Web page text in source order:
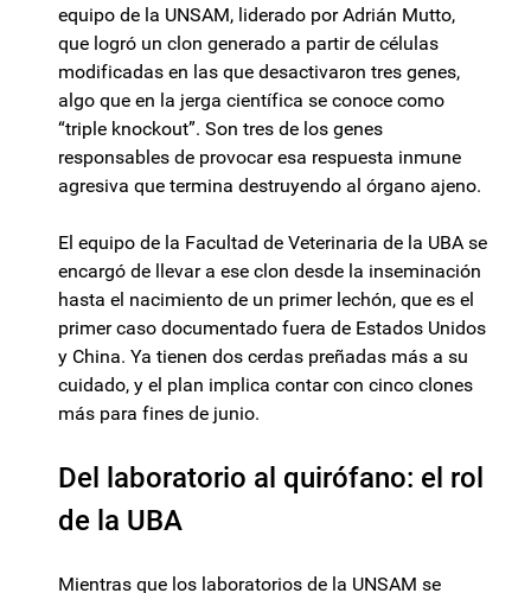
equipo de la UNSAM, liderado por Adrián Mutto,
que logró un clon generado a partir de células
modificadas en las que desactivaron tres genes,
algo que en la jerga científica se conoce como
“triple knockout”. Son tres de los genes
responsables de provocar esa respuesta inmune
agresiva que termina destruyendo al órgano ajeno.
El equipo de la Facultad de Veterinaria de la UBA se
encargó de llevar a ese clon desde la inseminación
hasta el nacimiento de un primer lechón, que es el
primer caso documentado fuera de Estados Unidos
y China. Ya tienen dos cerdas preñadas más a su
cuidado, y el plan implica contar con cinco clones
más para fines de junio.
Del laboratorio al quirófano: el rol
de la UBA
Mientras que los laboratorios de la UNSAM se